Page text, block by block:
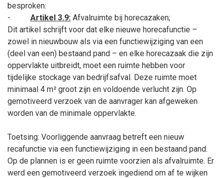
besproken:
-
Artikel 3.9: Afvalruimte bij horecazaken;
Dit artikel schrijft voor dat elke nieuwe horecafunctie –
zowel in nieuwbouw als via een functiewijziging van een
(deel van een) bestaand pand – en elke horecazaak die zijn
oppervlakte uitbreidt, moet een ruimte hebben voor
tijdelijke stockage van bedrijfsafval. Deze ruimte moet
minimaal 4 m² groot zijn en voldoende verlucht zijn. Op
gemotiveerd verzoek van de aanvrager kan afgeweken
worden van de minimale oppervlakte.
Toetsing: Voorliggende aanvraag betreft een nieuw
recafunctie via een functiewijziging in een bestaand pand.
Op de plannen is er geen ruimte voorzien als afvalruimte. Er
werd een gemotiveerd verzoek ingediend om af te wijken